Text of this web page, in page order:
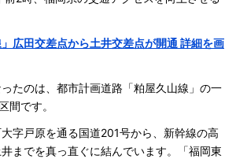
」広田交差点から土井交差点が開通 詳細を画
たのは、都市計画道路「粕屋久山線」の一
間です。
字戸原を通る国道201号から、新幹線の高
までを真っ直ぐに結んでいます。「福岡東